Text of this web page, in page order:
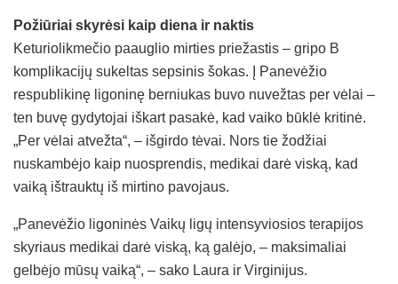
Požiūriai skyrėsi kaip diena ir naktis
Keturiolikmečio paauglio mirties priežastis – gripo B
komplikacijų sukeltas sepsinis šokas. Į Panevėžio
respublikinę ligoninę berniukas buvo nuvežtas per vėlai –
ten buvę gydytojai iškart pasakė, kad vaiko būklė kritinė.
„Per vėlai atvežta“, – išgirdo tėvai. Nors tie žodžiai
nuskambėjo kaip nuosprendis, medikai darė viską, kad
vaiką ištrauktų iš mirtino pavojaus.
„Panevėžio ligoninės Vaikų ligų intensyviosios terapijos
skyriaus medikai darė viską, ką galėjo, – maksimaliai
gelbėjo mūsų vaiką“, – sako Laura ir Virginijus.